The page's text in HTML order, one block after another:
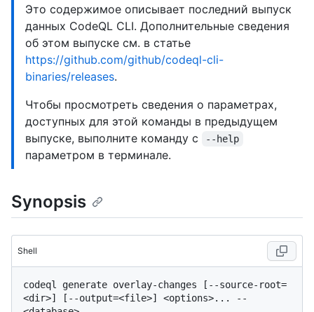
Это содержимое описывает последний выпуск
данных CodeQL CLI. Дополнительные сведения
об этом выпуске см. в статье
https://github.com/github/codeql-cli-
binaries/releases.
Чтобы просмотреть сведения о параметрах,
доступных для этой команды в предыдущем
выпуске, выполните команду с
--help
параметром в терминале.
Synopsis
Shell
codeql generate overlay-changes [--source-root=
<dir>] [--output=<file>] <options>... --